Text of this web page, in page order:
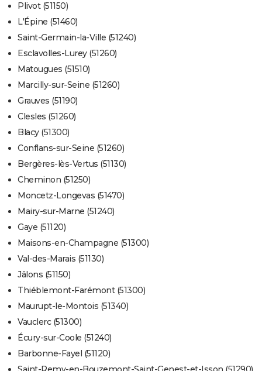
Plivot (51150)
L'Épine (51460)
Saint-Germain-la-Ville (51240)
Esclavolles-Lurey (51260)
Matougues (51510)
Marcilly-sur-Seine (51260)
Grauves (51190)
Clesles (51260)
Blacy (51300)
Conflans-sur-Seine (51260)
Bergères-lès-Vertus (51130)
Cheminon (51250)
Moncetz-Longevas (51470)
Mairy-sur-Marne (51240)
Gaye (51120)
Maisons-en-Champagne (51300)
Val-des-Marais (51130)
Jâlons (51150)
Thiéblemont-Farémont (51300)
Maurupt-le-Montois (51340)
Vauclerc (51300)
Écury-sur-Coole (51240)
Barbonne-Fayel (51120)